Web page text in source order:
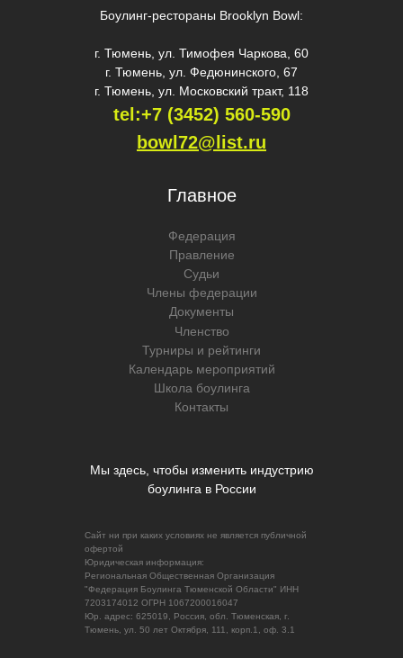
Сайт ни при каких условиях не является публичной
офертой
Юридическая информация:
Региональная Общественная Организация
"Федерация Боулинга Тюменской Области" ИНН
7203174012 ОГРН 1067200016047
Юр. адрес: 625019, Россия, обл. Тюменская, г.
Тюмень, ул. 50 лет Октября, 111, корп.1, оф. 3.1
Боулинг-рестораны Brooklyn Bowl:
г. Тюмень, ул. Тимофея Чаркова, 60
г. Тюмень, ул. Федюнинского, 67
г. Тюмень, ул. Московский тракт, 118
tel:+7 (3452) 560-590
bowl72@list.ru
Мы здесь, чтобы изменить индустрию
боулинга в России
Главное
Федерация
Правление
Судьи
Члены федерации
Документы
Членство
Турниры и рейтинги
Календарь мероприятий
Школа боулинга
Контакты